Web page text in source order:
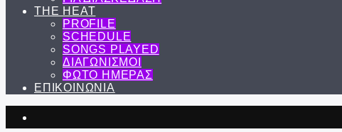
THE HEAT
PROFILE
SCHEDULE
SONGS PLAYED
ΔΙΑΓΩΝΙΣΜΟΙ
ΦΩΤΟ ΗΜΕΡΑΣ
ΕΠΙΚΟΙΝΩΝΙΑ